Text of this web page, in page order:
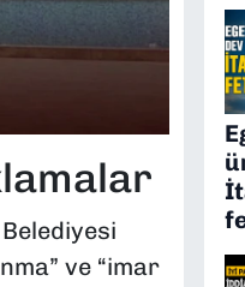
ve “imar